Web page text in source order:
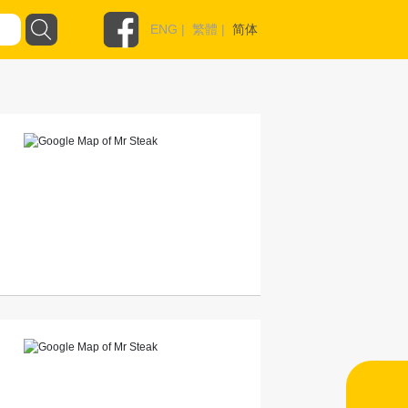
ENG | 繁體 | 简体